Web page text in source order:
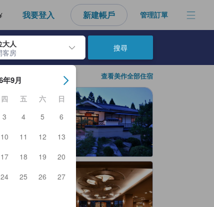
我要登入 新建帳戶 管理訂單
大人
客房
用Enter鍵選擇日期後，將選擇入住日期。重複相同方法以選擇
年9月
四 五 六
日
3 4 5
6
10 11 12
13
17 18 19
20
24 25 26
27
搜尋
查看美作全部住宿
為每個人的最佳訂房參考，幫助所有人能快速找到符合需求的住